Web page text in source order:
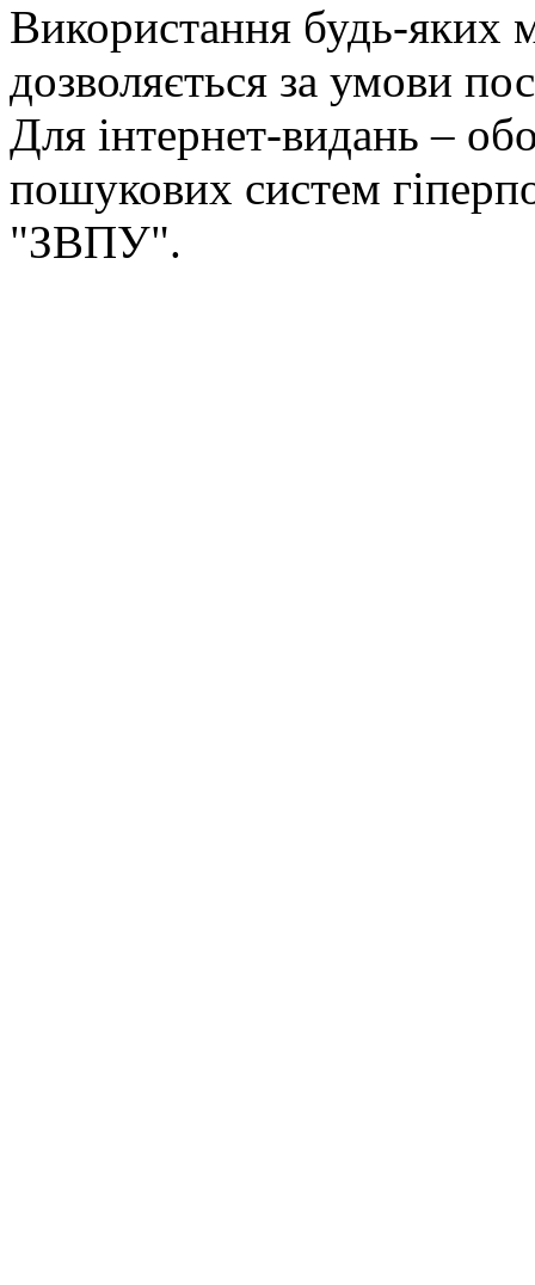
Використання будь-яких
дозволяється за умови
Для інтернет-видань –
пошукових систем
"ЗВПУ".